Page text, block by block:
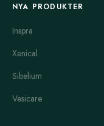
NYA PRODUKTER
Inspra
Xenical
Sibelium
Vesicare